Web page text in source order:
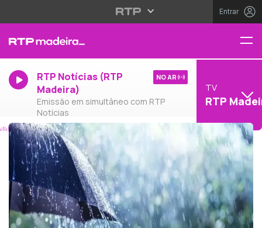
Entrar
RTP Notícias (RTP
Madeira)
Emissão em simultâneo com RTP
Notícias
NO AR
TV
RTP